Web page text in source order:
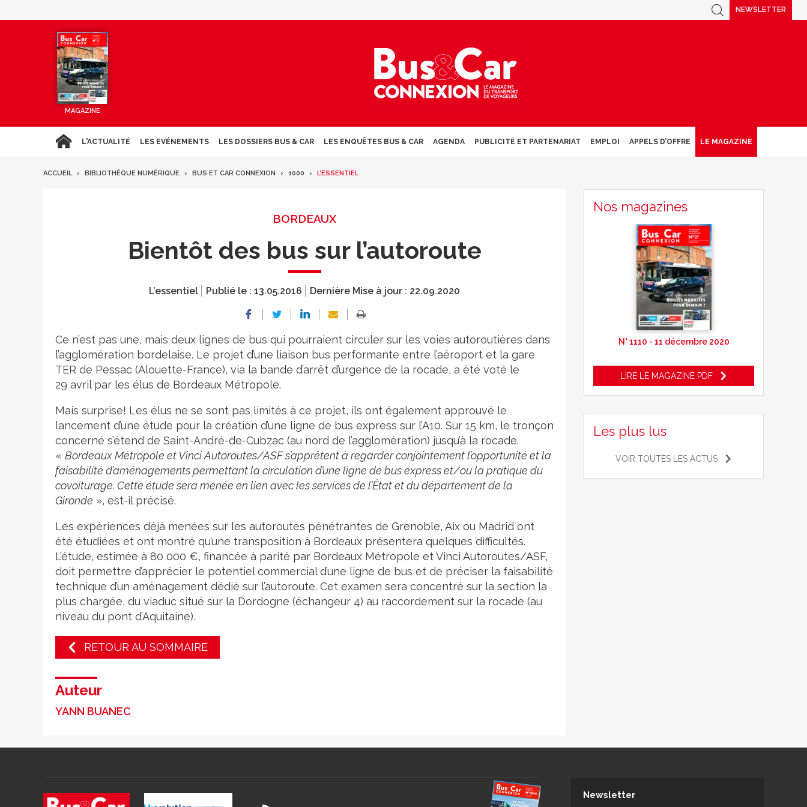
NEWSLETTER
MAGAZINE
L'ACTUALITÉ LES EVÉNEMENTS LES DOSSIERS BUS & CAR LES ENQUÊTES BUS & CAR AGENDA PUBLICITÉ ET PARTENARIAT EMPLOI APPELS D’OFFRE LE MAGAZINE
ACCUEIL BIBLIOTHÈQUE NUMÉRIQUE BUS ET CAR CONNEXION 1000 L’ESSENTIEL
BORDEAUX
Bientôt des bus sur l’autoroute
L’essentiel Publié le : 13.05.2016 Dernière Mise à jour : 22.09.2020
Ce n’est pas une, mais deux lignes de bus qui pourraient circuler sur les voies autoroutières dans
l’agglomération bordelaise. Le projet d’une liaison bus performante entre l’aéroport et la gare
TER de Pessac (Alouette-France), via la bande d’arrêt d’urgence de la rocade, a été voté le
29 avril par les élus de Bordeaux Métropole.
Mais surprise! Les élus ne se sont pas limités à ce projet, ils ont également approuvé le
lancement d’une étude pour la création d’une ligne de bus express sur l’A10. Sur 15 km, le tronçon
concerné s’étend de Saint-André-de-Cubzac (au nord de l’agglomération) jusqu’à la rocade.
« Bordeaux Métropole et Vinci Autoroutes/ASF s’apprêtent à regarder conjointement l’opportunité et la
faisabilité d’aménagements permettant la circulation d’une ligne de bus express et/ou la pratique du
covoiturage. Cette étude sera menée en lien avec les services de l’État et du département de la
Gironde », est-il précisé.
Les expériences déjà menées sur les autoroutes pénétrantes de Grenoble, Aix ou Madrid ont
été étudiées et ont montré qu’une transposition à Bordeaux présentera quelques difficultés.
L’étude, estimée à 80 000 €, financée à parité par Bordeaux Métropole et Vinci Autoroutes/ASF,
doit permettre d’apprécier le potentiel commercial d’une ligne de bus et de préciser la faisabilité
technique d’un aménagement dédié sur l’autoroute. Cet examen sera concentré sur la section la
plus chargée, du viaduc situé sur la Dordogne (échangeur 4) au raccordement sur la rocade (au
niveau du pont d’Aquitaine).
RETOUR AU SOMMAIRE
Auteur
YANN BUANEC
Nos magazines
N° 1110 - 11 décembre 2020
LIRE LE MAGAZINE PDF
Les plus lus
VOIR TOUTES LES ACTUS
Newsletter